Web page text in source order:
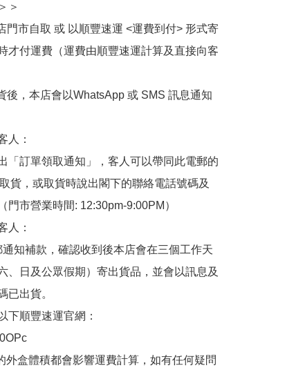
＞
門市自取 或 以順豐速運 <運費到付> 形式寄
才付運費（運費由順豐速運計算及直接向客
後，本店會以WhatsApp 或 SMS 訊息通知
人：
「訂單領取通知」，客人可以帶同此電郵的
貨，或取貨時說出閣下的聯絡電話號碼及
門市營業時間: 12:30pm-9:00PM）
人：
知補款，確認收到後本店會在三個工作天
、日及公眾假期）寄出貨品，並會以訊息及
已出貨。
下順豐速運官網：
外盒體積都會影響運費計算，如有任何疑問